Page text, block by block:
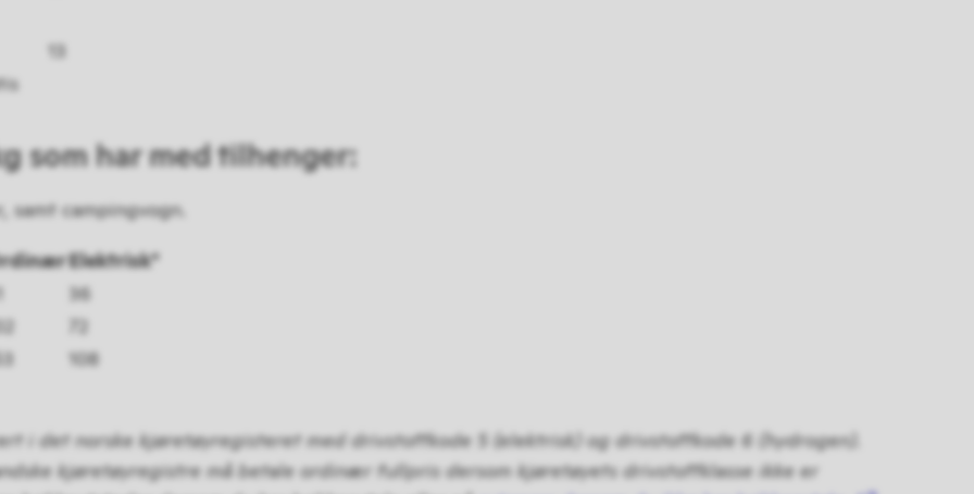
13
som har med tilhenger:
samt campingvogn.
Elektrisk*
36
72
108
i det norske kjøretøyregisteret med drivstoffkode 5 (elektrisk) og drivstoffkode 6 (hydrogen).
kjøretøyregistre må betale ordinær fullpris dersom kjøretøyets drivstoffklasse ikke er